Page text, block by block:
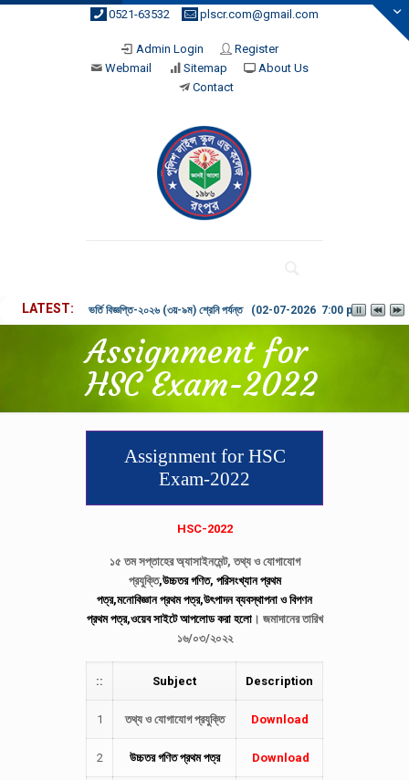
0521-63532 plscr.com@gmail.com
Admin Login
Register
Webmail
Sitemap
About Us
Contact
LATEST ভর্তি বিজ্ঞপ্তি-২০২৬ (৩য়-৯ম) শ্রেনি পর্যন্ত (02-07-2026 7:00 pm)
Assignment for
HSC Exam-2022
Assignment for HSC
Exam-2022
HSC-2022
১৫ তম সপ্তাহের অ্যাসাইনমেন্ট, তথ্য ও যোগাযোগ
প্রযুক্তি,উচ্চতর গণিত, পরিসংখ্যান প্রথম
পত্র,মনোবিজ্ঞান প্রথম পত্র,উৎপাদন ব্যবস্থাপনা ও বিপণন
প্রথম পত্র,ওয়েব সাইটে আপলোড করা হলো। জমাদানের তারিখ
১৬/০৩/২০২২
:: Subject Description
1 তথ্য ও যোগাযোগ প্রযুক্তি Download
2 উচ্চতর গণিত প্রথম পত্র Download